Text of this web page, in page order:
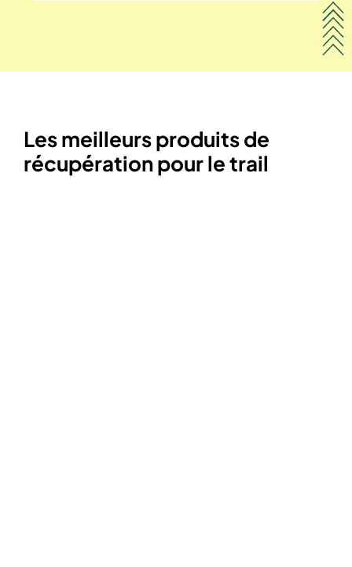
Les meilleurs produits de
récupération pour le trail